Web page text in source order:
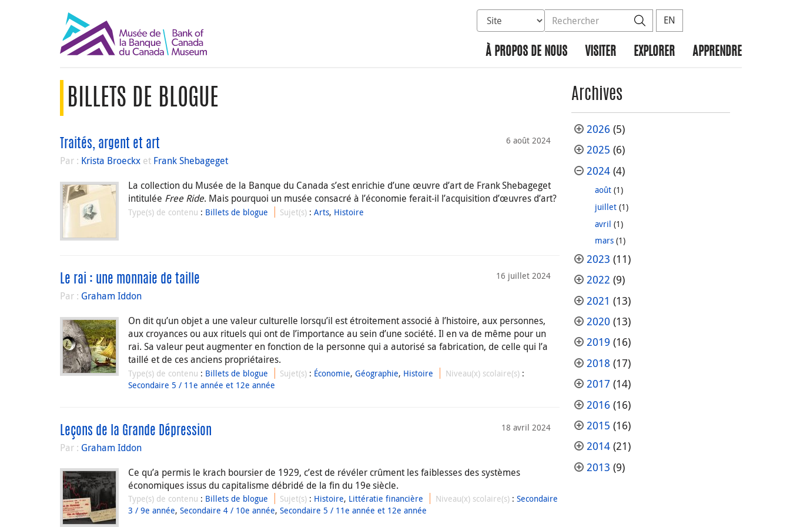
Sélectionnez la base de données à rechercher
Rechercher dans le site Rechercher
EN
À PROPOS DE NOUS VISITER EXPLORER APPRENDRE
BILLETS DE BLOGUE
6 août 2024
Traités, argent et art
Par : Krista Broeckx et Frank Shebageget
La collection du Musée de la Banque du Canada s’est enrichie d’une œuvre d’art de Frank Shebageget
intitulée Free Ride. Mais pourquoi un musée consacré à l’économie ferait-il l’acquisition d’œuvres d’art?
Type(s) de contenu : Billets de blogue Sujet(s) :Arts, Histoire
16 juillet 2024
Le rai : une monnaie de taille
Par : Graham Iddon
On dit qu’un objet a une valeur culturelle lorsqu’il est étroitement associé à l’histoire, aux personnes,
aux croyances ou aux rituels qui ont de l’importance au sein d’une société. Il en va de même pour un
rai. Sa valeur peut augmenter en fonction de la personne qui a autorisé sa fabrication, de celle qui l’a
taillé et de ces anciens propriétaires.
Type(s) de contenu : Billets de blogue Sujet(s) : Économie,Géographie, Histoire Niveau(x) scolaire(s) :
Secondaire 5 / 11e année et 12e année
18 avril 2024
Leçons de la Grande Dépression
Par : Graham Iddon
Ce qu’a permis le krach boursier de 1929, c’est de révéler crûment les faiblesses des systèmes
économiques issus du capitalisme débridé de la fin du 19e siècle.
Type(s) de contenu : Billets de blogue Sujet(s) : Histoire, Littératie financière Niveau(x) scolaire(s) : Secondaire
3 / 9e année, Secondaire 4 / 10e année, Secondaire 5 / 11e année et 12e année
Archives
2026 (5)
2025 (6)
2024(4)
août(1)
juillet(1)
avril (1)
mars(1)
2023 (11)
2022 (9)
2021 (13)
2020 (13)
2019 (16)
2018 (17)
2017 (14)
2016 (16)
2015 (16)
2014(21)
2013 (9)